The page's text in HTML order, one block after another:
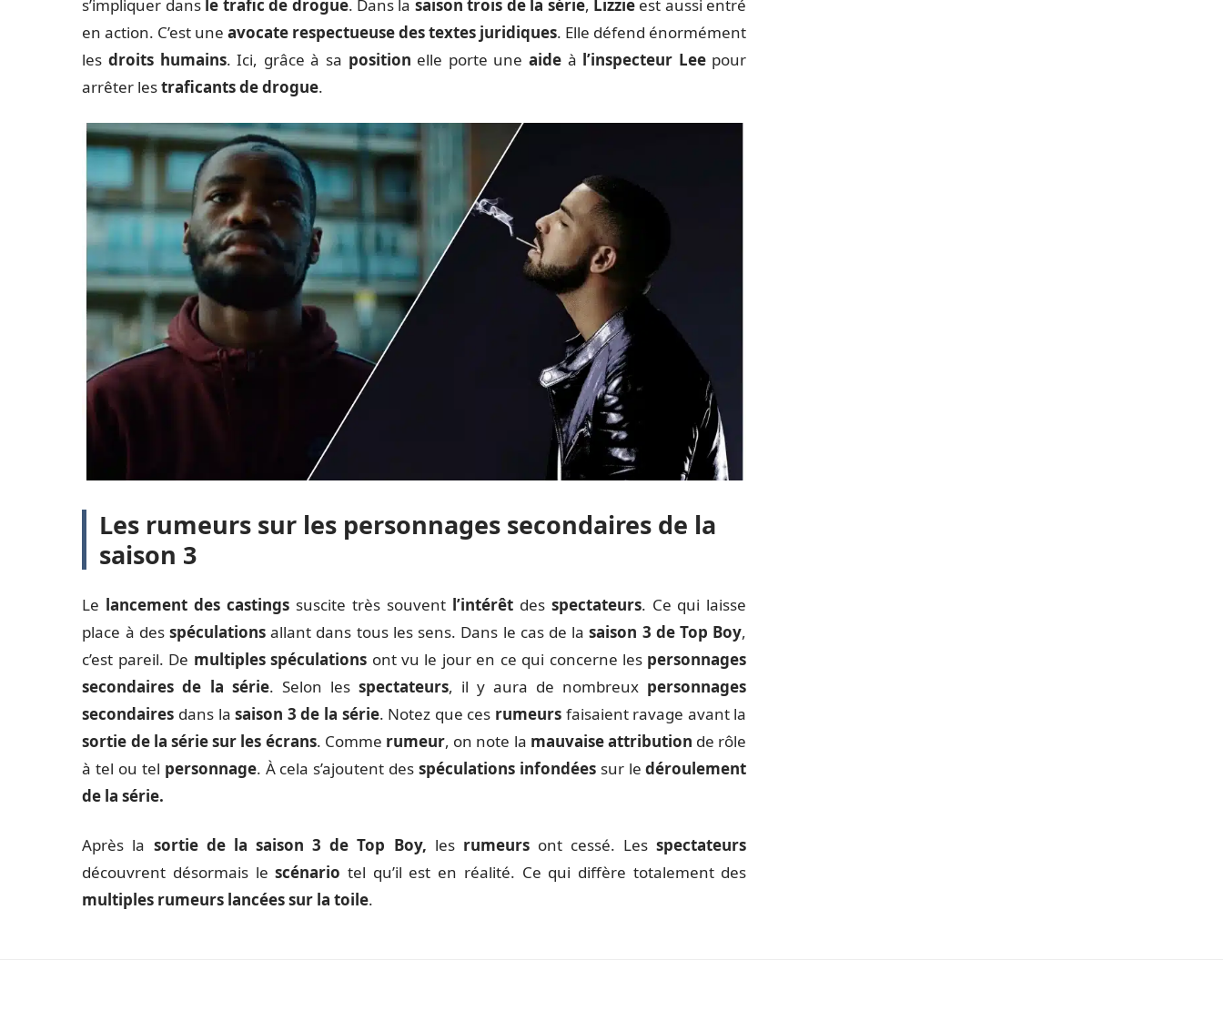
s’impliquer dans le trafic de drogue. Dans la saison trois de la série, Lizzie est aussi entré
en action. C’est uneavocate respectueuse des textes juridiques. Elle défend énormément
les droits humains. Ici, grâce à sa position elle porte une aideà l’inspecteur Leepour
arrêter lestraficants de drogue.
Les rumeurs sur les personnages secondaires de la
saison 3
Le lancement des castings suscite très souvent l’intérêtdes spectateurs. Ce qui laisse
place à desspéculationsallant dans tous les sens. Dans le cas de lasaison 3 de Top Boy,
c’est pareil. De multiples spéculations ont vu le jour en ce qui concerne les personnages
secondaires de la série. Selon les spectateurs, il y aura de nombreux personnages
secondaires dans lasaison 3 de la série. Notez que ces rumeursfaisaient ravage avant la
sortie de la série sur les écrans. Comme rumeur, on note la mauvaise attribution de rôle
à tel ou tel personnage. À cela s’ajoutent des spéculations infondéessur ledéroulement
de la série.
Après la sortie de la saison 3 de Top Boy, les rumeursont cessé. Lesspectateurs
découvrent désormais lescénario tel qu’il est en réalité. Ce qui diffère totalement des
multiples rumeurs lancées sur la toile.